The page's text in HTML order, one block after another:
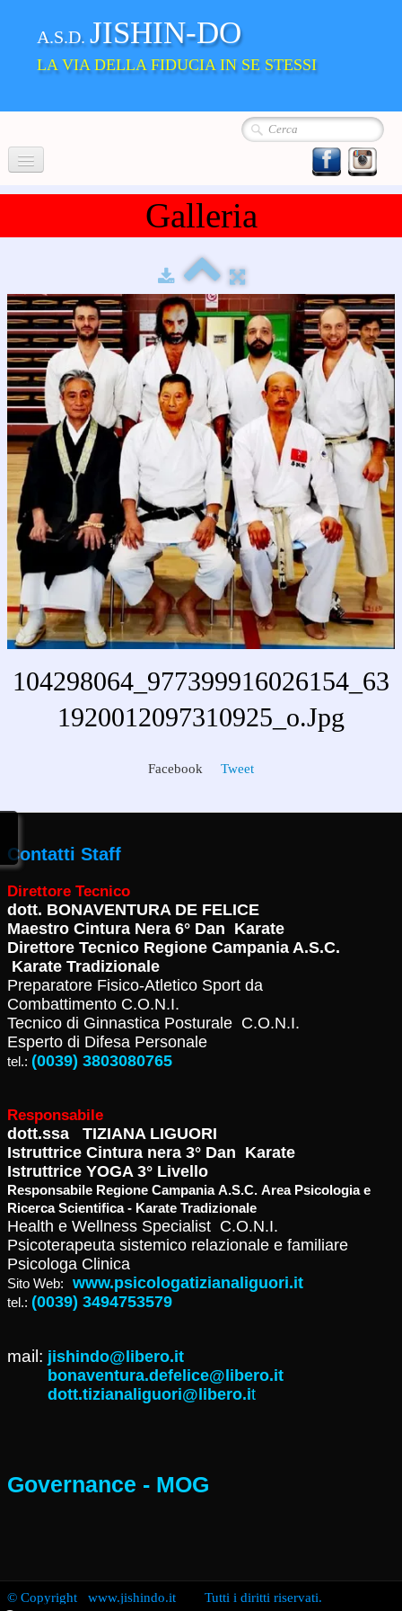
A.S.D. JISHIN-DO
LA VIA DELLA FIDUCIA IN SE STESSI
Home
Album
Dove siamo
Galleria
104298064_977399916026154_63
1920012097310925_o.jpg
Facebook Tweet
Contatti Staff
Direttore Tecnico
dott. BONAVENTURA DE FELICE
Maestro Cintura Nera 6° Dan Karate
Direttore Tecnico Regione Campania A.S.C.
Karate Tradizionale
Preparatore Fisico-Atletico Sport da
Combattimento C.O.N.I.
Tecnico di Ginnastica Posturale C.O.N.I.
Esperto di Difesa Personale
tel.: (0039) 3803080765
Responsabile
dott.ssa TIZIANA LIGUORI
Istruttrice Cintura nera 3° Dan Karate
Istruttrice YOGA 3° Livello
Responsabile Regione Campania A.S.C. Area Psicologia e
Ricerca Scientifica - Karate Tradizionale
Health e Wellness Specialist C.O.N.I.
Psicoterapeuta sistemico relazionale e familiare
Psicologa Clinica
Sito Web: www.psicologatizianaliguori.it
tel.: (0039) 3494753579
mail: jishindo@libero.it
bonaventura.defelice@libero.it
dott.tizianaliguori@libero.it
Governance - MOG
© Copyright www.jishindo.it Tutti i diritti riservati.